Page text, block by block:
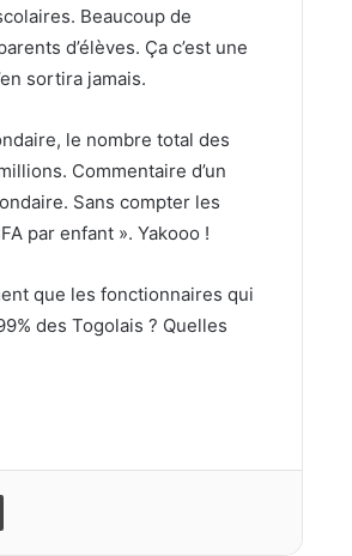
Beaucoup de
d’élèves. Ça c’est une
sortira jamais.
le nombre total des
Commentaire d’un
Sans compter les
par enfant ». Yakooo !
que les fonctionnaires qui
des Togolais ? Quelles